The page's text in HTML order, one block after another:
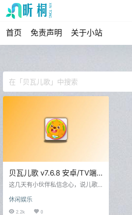
首页 免责声明 关于小站
贝瓦儿歌 v7.6.8 安卓/TV端
会员版
这几天有小伙伴私信念心，说儿歌
以用的，今天就分享一个带孩子的
家长们必备的软件，BW儿歌，本次
休闲娱乐
2.2k 0